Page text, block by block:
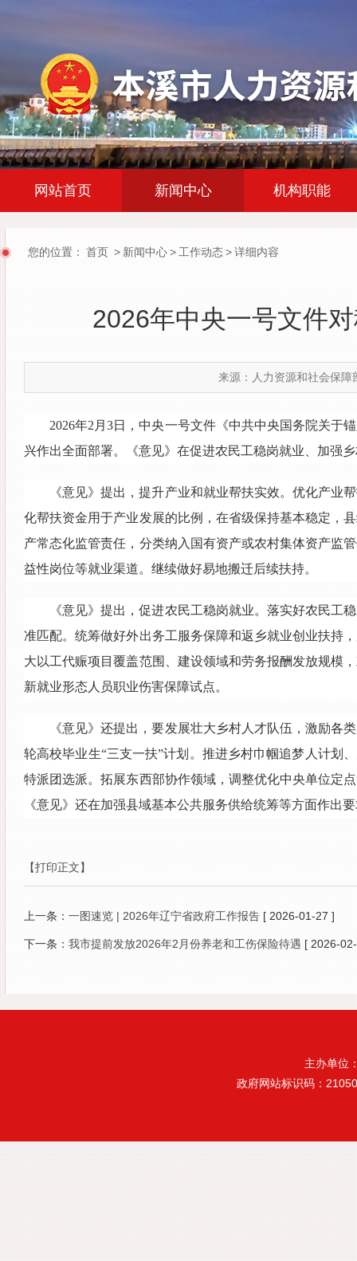
网站首页 新闻中心 机构职能
您的位置： 首页 > 新闻中心> 工作动态>详细内容
2026年中央一号文件
来源：人力资源和社会保
2026年2月3日，中央一号文件《中共中央国务院关于
兴作出全面部署。《意见》在促进农民工稳岗就业、加强
《意见》提出，提升产业和就业帮扶实效。优化产
化帮扶资金用于产业发展的比例，在省级保持基本稳定，
产常态化监管责任，分类纳入国有资产或农村集体资产监
益性岗位等就业渠道。继续做好易地搬迁后续扶持。
《意见》提出，促进农民工稳岗就业。落实好农民
准匹配。统筹做好外出务工服务保障和返乡就业创业扶持
大以工代赈项目覆盖范围、建设领域和劳务报酬发放规模
新就业形态人员职业伤害保障试点。
《意见》还提出，要发展壮大乡村人才队伍，激励
轮高校毕业生“三支一扶”计划。推进乡村巾帼追梦人计划
特派团选派。拓展东西部协作领域，调整优化中央单位定
《意见》还在加强县域基本公共服务供给统筹等方面作出
【打印正文】
上一条： 一图速览 | 2026年辽宁省政府工作报告 [ 2026-01-27 ]
下一条： 我市提前发放2026年2月份养老和工伤保险待遇 [ 2026-
主办单位
政府网站标识码：